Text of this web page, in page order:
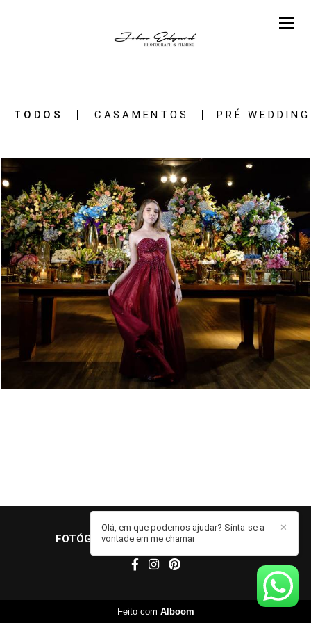
TODOS CASAMENTOS PRÉ WEDDING
2274 48
FOTÓGRAFO JOHN EDGARD/
✕
Olá, em que podemos ajudar? Sinta-se a
vontade em me chamar
Feito com Alboom